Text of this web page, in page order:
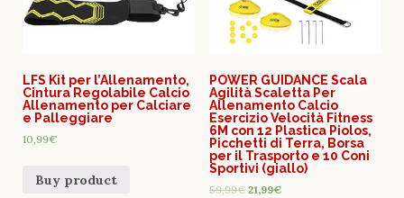
LFS Kit per l’Allenamento,
Cintura Regolabile Calcio
Allenamento per Calciare
e Palleggiare
10,99€
Buy product
POWER GUIDANCE Scala
Agilità Scaletta Per
Allenamento Calcio
Esercizio Velocità Fitness
6M con 12 Plastica Piolos,
Picchetti di Terra, Borsa
per il Trasporto e 10 Coni
Sportivi (giallo)
59,99€ 21,99€